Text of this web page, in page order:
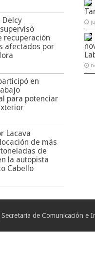
Delcy
recuperación
afectados por
en
para potenciar
Lacava
de más
de
la autopista
Cabello
de Comunicación e